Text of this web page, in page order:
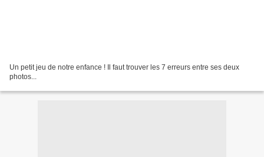
Un petit jeu de notre enfance ! Il faut trouver les 7 erreurs entre ses deux
photos...